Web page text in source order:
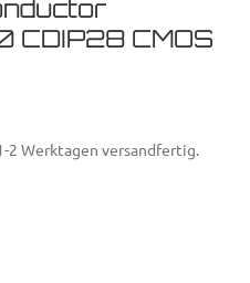
CDIP28 CMOS
2 Werktagen versandfertig.